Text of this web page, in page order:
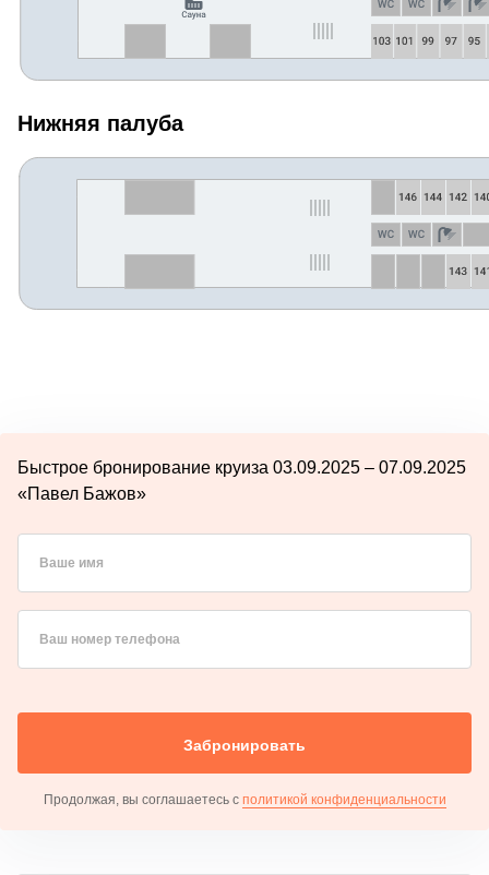
Нижняя палуба
Быстрое бронирование круиза 03.09.2025 – 07.09.2025
«Павел Бажов»
Ваше имя
Ваш номер телефона
Забронировать
Продолжая, вы соглашаетесь с политикой конфиденциальности